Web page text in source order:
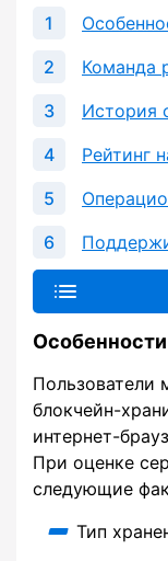
Команда
История
Рейтинг
Пользователи
блокчейн-
интернет-
При оценке
следующие
Тип